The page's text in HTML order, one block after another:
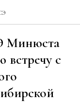
Минюста
встречу с